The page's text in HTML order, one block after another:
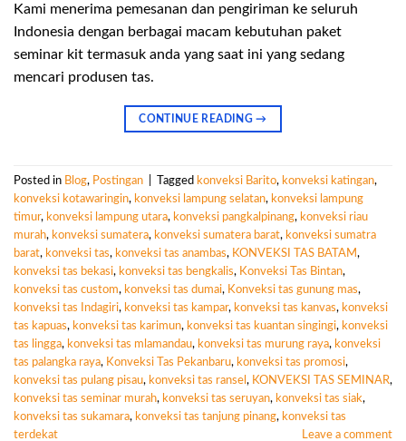
Kami menerima pemesanan dan pengiriman ke seluruh
Indonesia dengan berbagai macam kebutuhan paket
seminar kit termasuk anda yang saat ini yang sedang
mencari produsen tas.
CONTINUE READING→
Posted in Blog, Postingan Tagged konveksi Barito, konveksi katingan,
konveksi kotawaringin, konveksi lampung selatan, konveksi lampung
timur, konveksi lampung utara, konveksi pangkalpinang, konveksi riau
murah, konveksi sumatera, konveksi sumatera barat, konveksi sumatra
barat, konveksi tas, konveksi tas anambas, KONVEKSI TAS BATAM,
konveksi tas bekasi, konveksi tas bengkalis, Konveksi Tas Bintan,
konveksi tas custom, konveksi tas dumai, Konveksi tas gunung mas,
konveksi tas Indagiri, konveksi tas kampar, konveksi tas kanvas, konveksi
tas kapuas, konveksi tas karimun, konveksi tas kuantan singingi, konveksi
tas lingga, konveksi tas mlamandau, konveksi tas murung raya, konveksi
tas palangka raya, Konveksi Tas Pekanbaru, konveksi tas promosi,
konveksi tas pulang pisau, konveksi tas ransel , KONVEKSI TAS SEMINAR,
konveksi tas seminar murah, konveksi tas seruyan, konveksi tas siak,
konveksi tas sukamara, konveksi tas tanjung pinang, konveksi tas
terdekat
Leave a comment